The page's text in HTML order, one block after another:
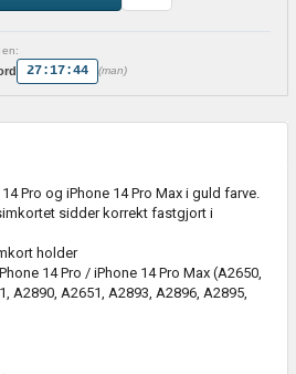
27:17:44 (man)
Pro og iPhone 14 Pro Max i guld farve.
sidder korrekt fastgjort i
holder
14 Pro / iPhone 14 Pro Max (A2650,
A2890, A2651, A2893, A2896, A2895,